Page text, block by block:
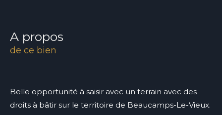
a propos
de ce bien
Belle opportunité à saisir avec un terrain avec des
droits à bâtir sur le territoire de Beaucamps-Le-Vieux.